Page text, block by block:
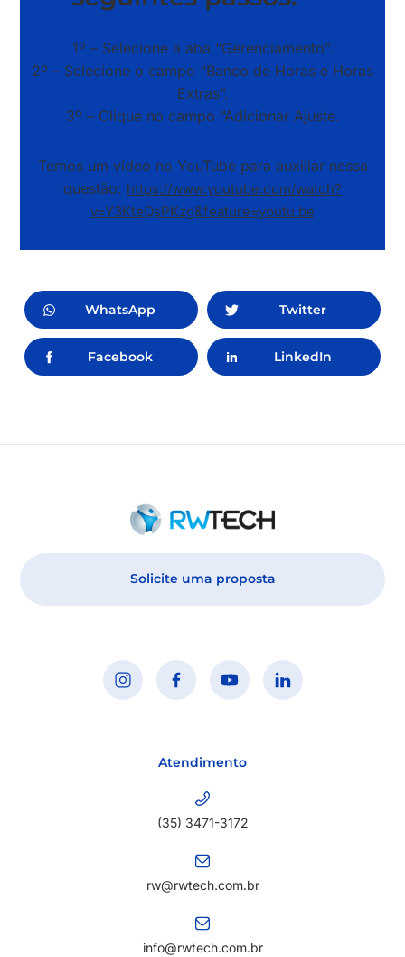
1º – Selecione a aba “Gerenciamento”.
2º – Selecione o campo “Banco de Horas e Horas
Extras”.
3º – Clique no campo “Adicionar Ajuste.
Temos um vídeo no YouTube para auxiliar nessa
questão: https://www.youtube.com/watch?
v=Y3KteQsPKzg&feature=youtu.be
WhatsApp Twitter
Facebook LinkedIn
Solicite uma proposta
Atendimento
(35) 3471-3172
rw@rwtech.com.br
info@rwtech.com.br